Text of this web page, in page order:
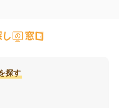
探す